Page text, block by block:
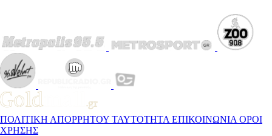
ΠΟΛΙΤΙΚΗ ΑΠΟΡΡΗΤΟΥ ΤΑΥΤΟΤΗΤΑ ΕΠΙΚΟΙΝΩΝΙΑ ΟΡΟΙ
ΧΡΗΣΗΣ